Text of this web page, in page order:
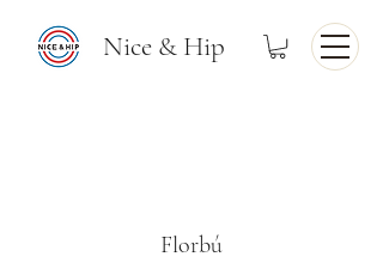
Nice & Hip
Florbú